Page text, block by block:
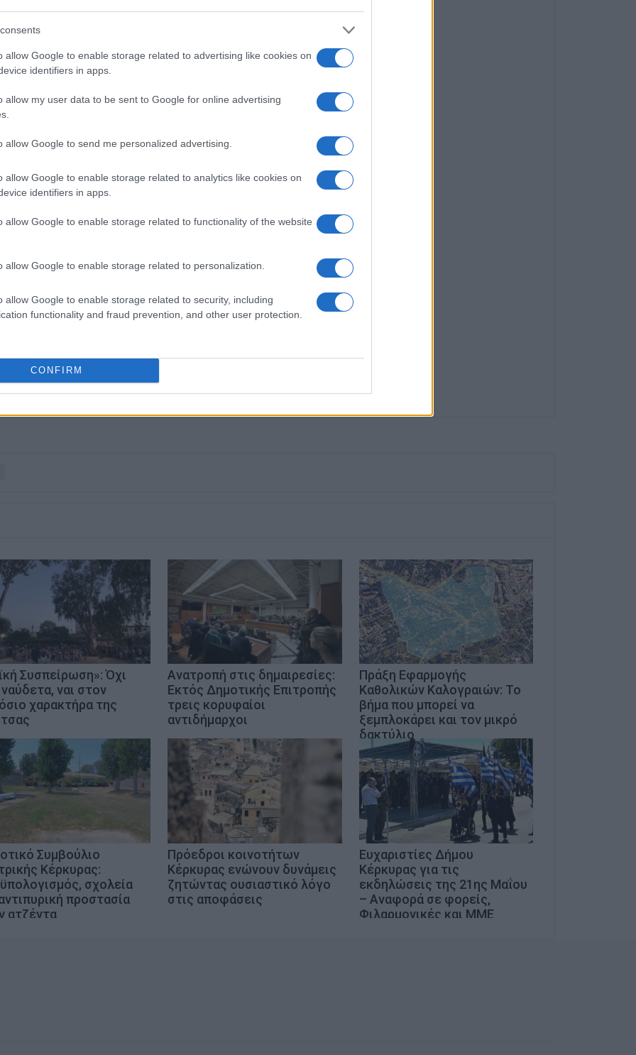
allow Google to enable storage related to advertising like cookies on
identifiers in apps.
allow my user data to be sent to Google for online advertising
allow Google to send me personalized advertising.
allow Google to enable storage related to analytics like cookies on
identifiers in apps.
allow Google to enable storage related to functionality of the website
allow Google to enable storage related to personalization.
allow Google to enable storage related to security, including
functionality and fraud prevention, and other user protection.
CONFIRM
για ενίσχυση προσωπικού και ανανέωση
της Πυροσβεστικής και των υπηρεσιών
της Δασικής Υπηρεσίας, η
σχεδίων αποκατάστασης καμένων εκτάσεων.
Ενημέρωση από το 1990 σε θέσεις υψηλής
δημόσιες σχέσεις, το ελεύθερο και το
Facebook
Συσπείρωση»: Όχι
ναι στον
χαρακτήρα της
Ανατροπή στις δημαιρεσίες:
Εκτός Δημοτικής Επιτροπής
τρεις κορυφαίοι
αντιδήμαρχοι
Πράξη Εφαρμογής
Καθολικών Καλογραιών: Το
βήμα που μπορεί να
ξεμπλοκάρει και τον μικρό
δακτύλιο
Συμβούλιο
Κέρκυρας:
σχολεία
προστασία
ατζέντα
Πρόεδροι κοινοτήτων
Κέρκυρας ενώνουν δυνάμεις
ζητώντας ουσιαστικό λόγο
στις αποφάσεις
Ευχαριστίες Δήμου
Κέρκυρας για τις
εκδηλώσεις της 21ης Μαΐου
– Αναφορά σε φορείς,
Φιλαρμονικές και ΜΜΕ